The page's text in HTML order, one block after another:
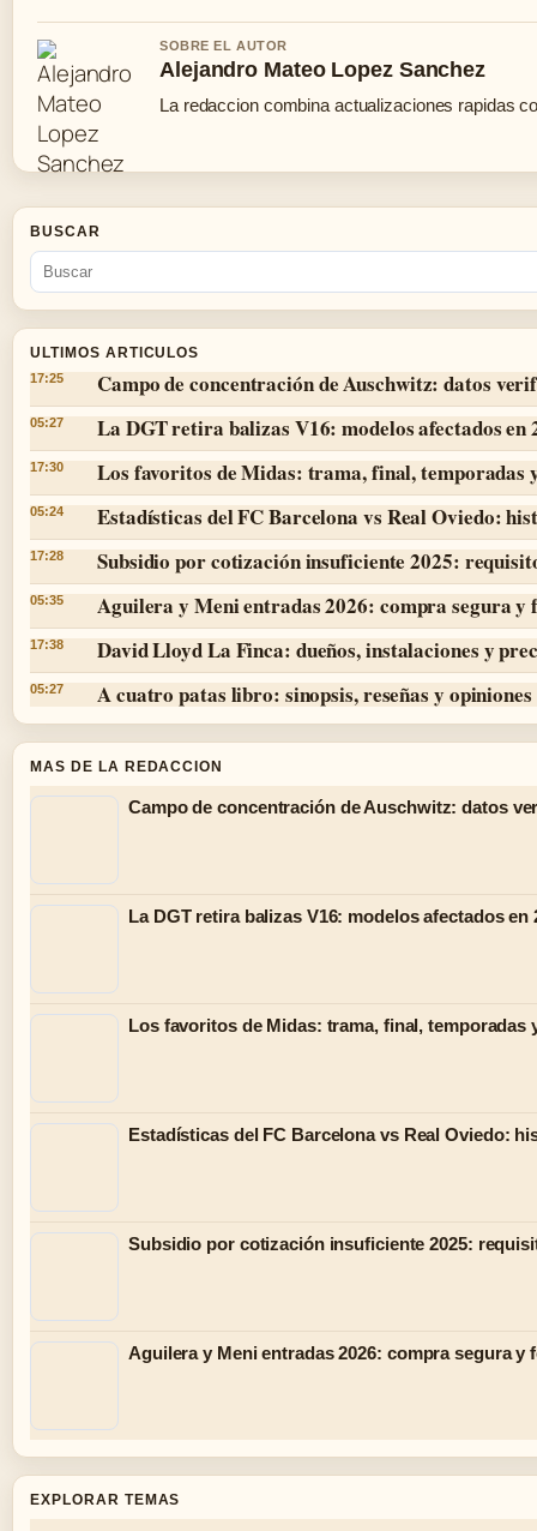
SOBRE EL AUTOR
Alejandro Mateo Lopez Sanchez
La redaccion combina actualizaciones rapidas
BUSCAR
ULTIMOS ARTICULOS
17:25 Campo de concentración de Auschwitz: datos
05:27 La DGT retira balizas V16: modelos afectados en
17:30 Los favoritos de Midas: trama, final, temporadas
05:24 Estadísticas del FC Barcelona vs Real Oviedo:
17:28 Subsidio por cotización insuficiente 2025:
05:35 Aguilera y Meni entradas 2026: compra segura y
17:38 David Lloyd La Finca: dueños, instalaciones y
05:27 A cuatro patas libro: sinopsis, reseñas y opiniones
MAS DE LA REDACCION
Campo de concentración de Auschwitz: datos
La DGT retira balizas V16: modelos afectados en
Los favoritos de Midas: trama, final, temporadas
Estadísticas del FC Barcelona vs Real Oviedo:
Subsidio por cotización insuficiente 2025:
Aguilera y Meni entradas 2026: compra segura y
EXPLORAR TEMAS